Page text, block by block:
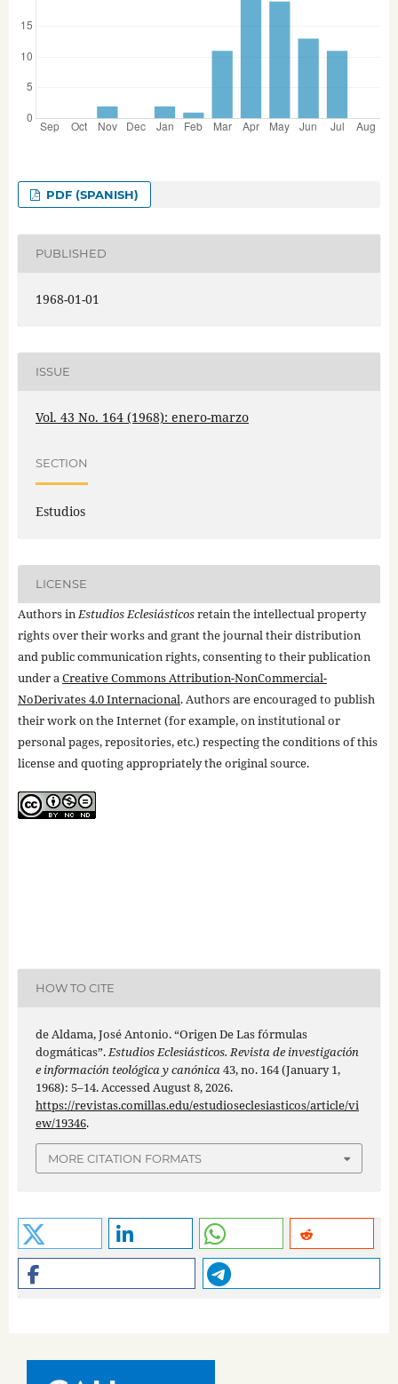
PDF (SPANISH)
PUBLISHED
1968-01-01
ISSUE
Vol. 43 No. 164 (1968): enero-marzo
SECTION
Estudios
LICENSE
Authors inEstudios Eclesiásticosretain the intellectual property
rights over their works and grant the journal their distribution
and public communication rights, consenting to their publication
under aCreative Commons Attribution-NonCommercial-
NoDerivates 4.0 Internacional. Authors are encouraged to publish
their work on the Internet (for example, on institutional or
personal pages, repositories, etc.) respecting the conditions of this
license and quoting appropriately the original source.
HOW TO CITE
de Aldama, José Antonio. “Origen De Las fórmulas
dogmáticas”.Estudios Eclesiásticos. Revista de investigación
e información teológica y canónica43, no. 164 (January 1,
1968): 5–14. Accessed August 8, 2026.
https://revistas.comillas.edu/estudioseclesiasticos/article/vi
ew/19346.
MORE CITATION FORMATS